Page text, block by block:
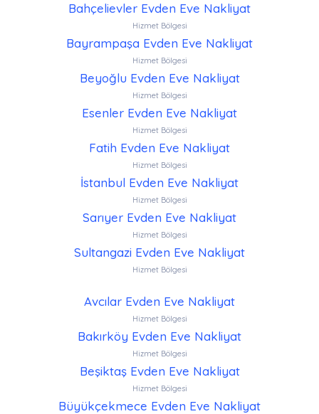
Bahçelievler Evden Eve Nakliyat
Hizmet Bölgesi
Bayrampaşa Evden Eve Nakliyat
Hizmet Bölgesi
Beyoğlu Evden Eve Nakliyat
Hizmet Bölgesi
Esenler Evden Eve Nakliyat
Hizmet Bölgesi
Fatih Evden Eve Nakliyat
Hizmet Bölgesi
İstanbul Evden Eve Nakliyat
Hizmet Bölgesi
Sarıyer Evden Eve Nakliyat
Hizmet Bölgesi
Sultangazi Evden Eve Nakliyat
Hizmet Bölgesi
Avcılar Evden Eve Nakliyat
Hizmet Bölgesi
Bakırköy Evden Eve Nakliyat
Hizmet Bölgesi
Beşiktaş Evden Eve Nakliyat
Hizmet Bölgesi
Büyükçekmece Evden Eve Nakliyat